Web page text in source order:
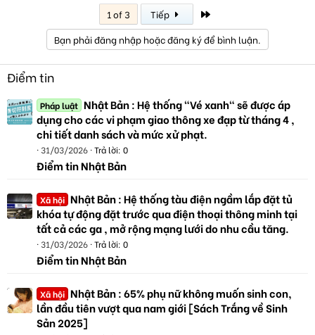
1 of 3 Tiếp
Bạn phải đăng nhập hoặc đăng ký để bình luận.
Điểm tin
Pháp luật Nhật Bản : Hệ thống "Vé xanh" sẽ được áp
dụng cho các vi phạm giao thông xe đạp từ tháng 4 ,
chi tiết danh sách và mức xử phạt.
31/03/2026 Trả lời: 0
Điểm tin Nhật Bản
Xã hội Nhật Bản : Hệ thống tàu điện ngầm lắp đặt tủ
khóa tự động đặt trước qua điện thoại thông minh tại
tất cả các ga , mở rộng mạng lưới do nhu cầu tăng.
31/03/2026 Trả lời: 0
Điểm tin Nhật Bản
Xã hội Nhật Bản : 65% phụ nữ không muốn sinh con,
lần đầu tiên vượt qua nam giới [Sách Trắng về Sinh
Sản 2025]